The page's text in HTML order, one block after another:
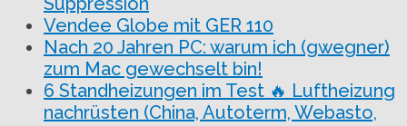
Vendee Globe mit GER 110
Nach 20 Jahren PC: warum ich (gwegner)
zum Mac gewechselt bin!
6 Standheizungen im Test 🔥 Luftheizung
nachrüsten (China, Autoterm, Webasto,